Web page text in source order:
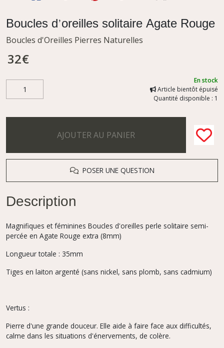
Boucles d’oreilles solitaire Agate Rouge
Boucles d'Oreilles Pierres Naturelles
32€
En stock
Article bientôt épuisé
Quantité disponible : 1
AJOUTER AU PANIER
POSER UNE QUESTION
Description
Magnifiques et féminines Boucles d'oreilles perle solitaire semi-
percée en Agate Rouge extra (8mm)
Longueur totale : 35mm
Tiges en laiton argenté (sans nickel, sans plomb, sans cadmium)
Vertus :
Pierre d'une grande douceur. Elle aide à faire face aux difficultés,
calme dans les situations d'énervements, de colère.